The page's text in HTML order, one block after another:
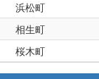
浜松町
相生町
桜木町